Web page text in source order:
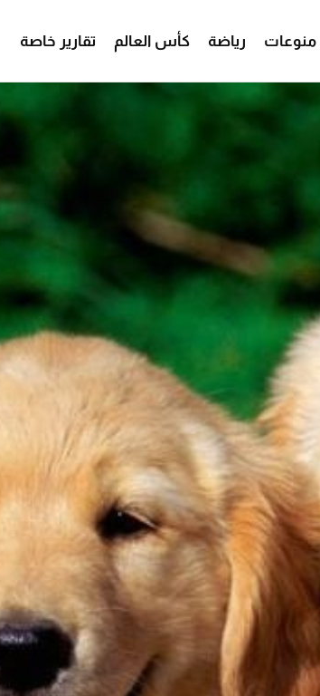
منوعات رياضة كأس العالم تقارير خاصة